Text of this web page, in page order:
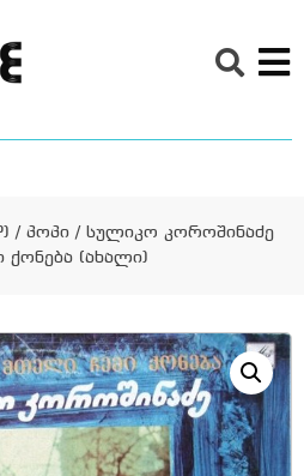
/ პოპი / სულიკო კოროშინაძე
ქონება (ახალი)